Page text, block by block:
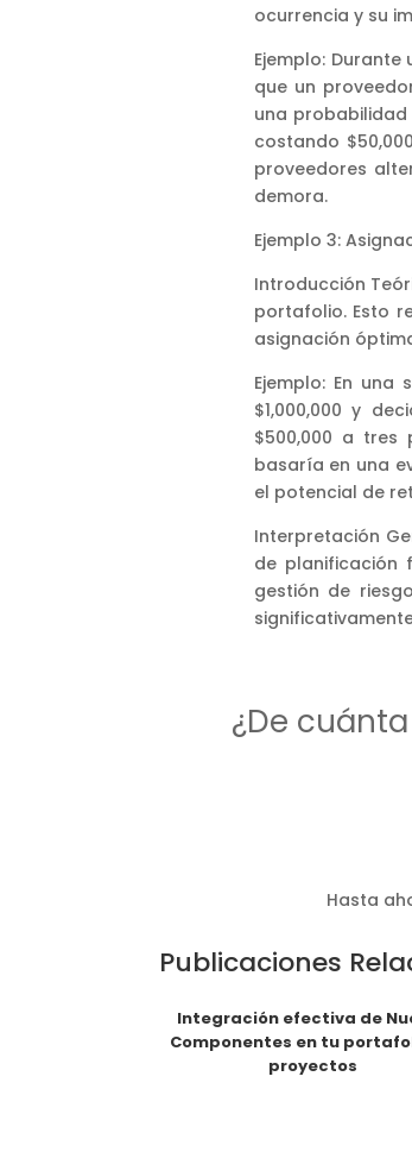
ocurrencia y su
Ejemplo:
que un
una probabilidad
costando
proveedores
demora.
Ejemplo 3:
Introducción
portafolio. Esto
asignación
Ejemplo: En
$1,000,000 y
$500,000 a tres
basaría en una
el potencial de
Interpretación
de planificación
gestión de
¿De
Hasta
Publicaciones
Integración efectiva de
Componentes en tu
proyectos